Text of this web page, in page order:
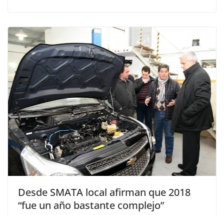
Desde SMATA local afirman que 2018
“fue un año bastante complejo”